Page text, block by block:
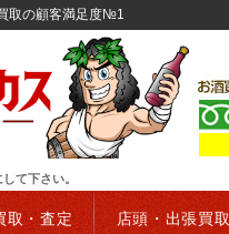
取の顧客満足度№1
て下さい。
取・査定 店頭・出張買取